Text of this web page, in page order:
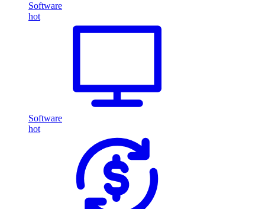
Software
hot
Software
hot